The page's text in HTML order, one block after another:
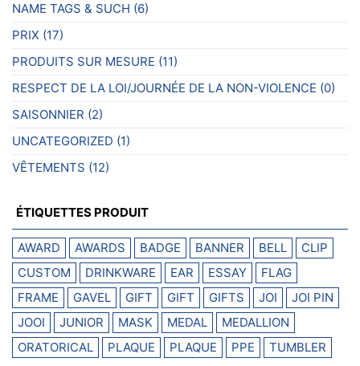
NAME TAGS & SUCH (6)
PRIX (17)
PRODUITS SUR MESURE (11)
RESPECT DE LA LOI/JOURNÉE DE LA NON-VIOLENCE (0)
SAISONNIER (2)
UNCATEGORIZED (1)
VÊTEMENTS (12)
ÉTIQUETTES PRODUIT
AWARD AWARDS BADGE BANNER BELL
CLIP
CUSTOM
DRINKWARE EAR ESSAY
FLAG
FRAME
GAVEL GIFT GIFT GIFTS JOI
JOI PIN
JOOI
JUNIOR MASK MEDAL
MEDALLION
ORATORICAL
PLAQUE PLAQUE PPE TUMBLER